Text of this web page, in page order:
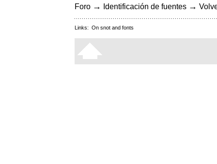
Foro → Identificación de fuentes →
Links: On snot and fonts